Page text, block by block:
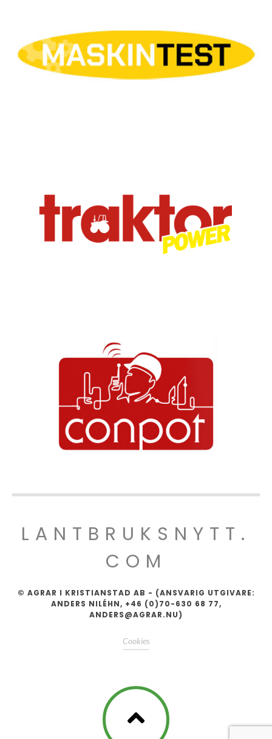
LANTBRUKSNYTT.
COM
© AGRAR I KRISTIANSTAD AB - (ANSVARIG UTGIVARE:
ANDERS NILÉHN, +46 (0)70-630 68 77,
ANDERS@AGRAR.NU)
Cookies